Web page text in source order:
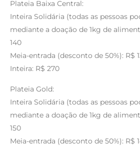
Plateia Baixa Central:
Inteira Solidária (todas as pessoas
mediante a doação de 1kg de
140
Meia-entrada (desconto de 50%): R$
Inteira: R$ 270
Plateia Gold:
Inteira Solidária (todas as pessoas
mediante a doação de 1kg de
150
Meia-entrada (desconto de 50%): R$